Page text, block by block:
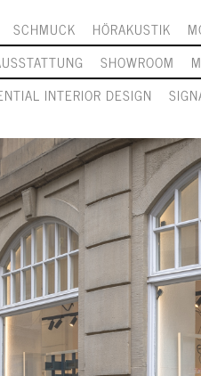
SCHMUCK HÖRAKUSTIK
SHOWROOM
INTERIOR DESIGN